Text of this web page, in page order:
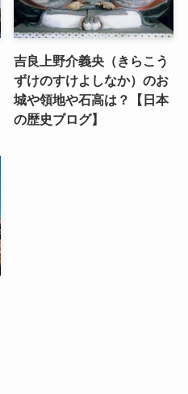
吉良上野介義央（きらこう
ずけのすけよしなか）のお
城や領地や石高は？【日本
の歴史ブログ】